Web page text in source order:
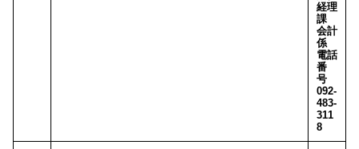
経理
課
会計
係
電話
番
号
092-
483-
311
8